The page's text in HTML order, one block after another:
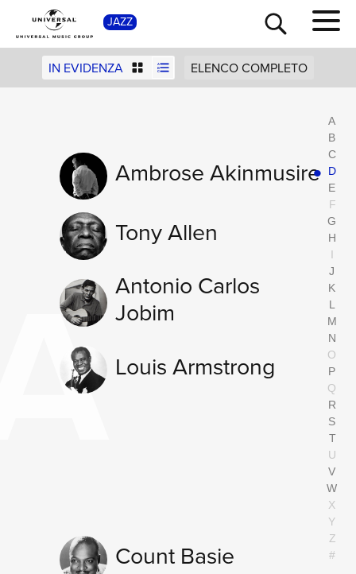
JAZZ
IN EVIDENZA B
A
C ELENCO COMPLETO
Ambrose Akinmusire
Tony Allen
Antonio Carlos
Jobim
Louis Armstrong
Count Basie
A
B
C
D
E
F
G
H
I
J
K
L
M
N
O
P
Q
R
S
T
U
V
W
X
Y
Z
#